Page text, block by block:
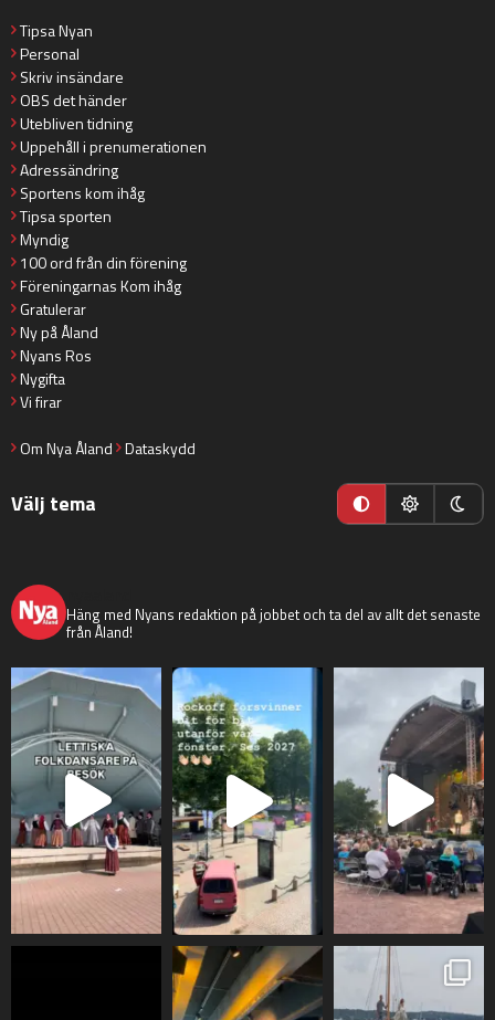
Tipsa Nyan
Personal
Skriv insändare
OBS det händer
Utebliven tidning
Uppehåll i prenumerationen
Adressändring
Sportens kom ihåg
Tipsa sporten
Myndig
100 ord från din förening
Föreningarnas Kom ihåg
Gratulerar
Ny på Åland
Nyans Ros
Nygifta
Vi firar
Om Nya Åland Dataskydd
Välj tema
Häng med Nyans redaktion på jobbet och ta del av allt det senaste
från Åland!